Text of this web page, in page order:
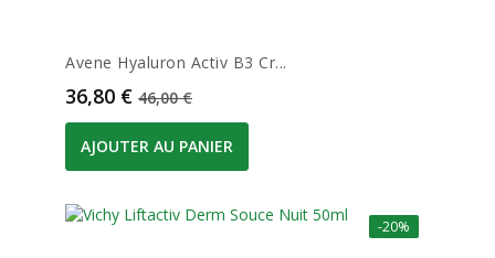
Avene Hyaluron Activ B3 Cr...
Prix
36,80 € Prix de base
46,00 €
AJOUTER AU PANIER
-20%